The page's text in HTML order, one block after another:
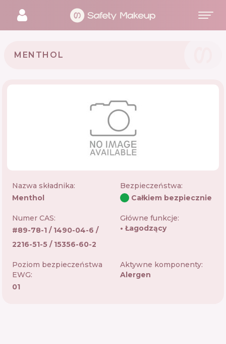
MENTHOL
Nazwa składnika:
Menthol
Bezpieczeństwa:
Całkiem bezpiecznie
Numer CAS:
#89-78-1 / 1490-04-6 /
2216-51-5 / 15356-60-2
Główne funkcje:
Łagodzący
Poziom bezpieczeństwa
EWG:
01
Aktywne komponenty:
Alergen